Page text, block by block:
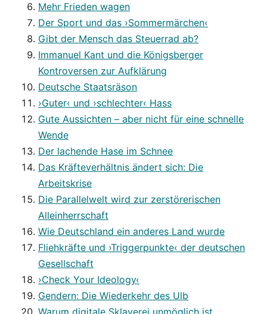
Mehr Frieden wagen
Der Sport und das ›Sommermärchen‹
Gibt der Mensch das Steuerrad ab?
Immanuel Kant und die Königsberger
Kontroversen zur Aufklärung
Deutsche Staatsräson
›Guter‹ und ›schlechter‹ Hass
Gute Aussichten – aber nicht für eine schnelle
Wende
Der lachende Hase im Schnee
Das Kräfteverhältnis ändert sich: Die
Arbeitskrise
Die Parallelwelt wird zur zerstörerischen
Alleinherrschaft
Wie Deutschland ein anderes Land wurde
Fliehkräfte und ›Triggerpunkte‹ der deutschen
Gesellschaft
›Check Your Ideology‹
Gendern: Die Wiederkehr des Ulb